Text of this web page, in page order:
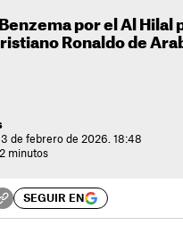
por el Al
Ronaldo de
de febrero de 2026. 18:48
minutos
SEGUIR EN